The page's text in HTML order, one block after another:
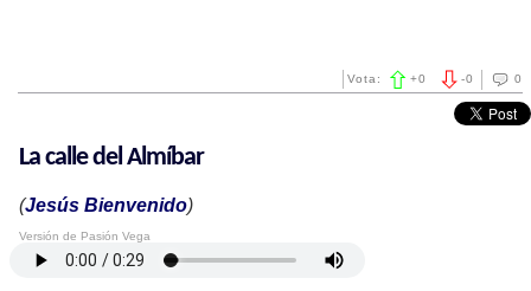
0
-0
Vota: +0
La calle del Almíbar
(Jesús Bienvenido)
Versión de Pasión Vega